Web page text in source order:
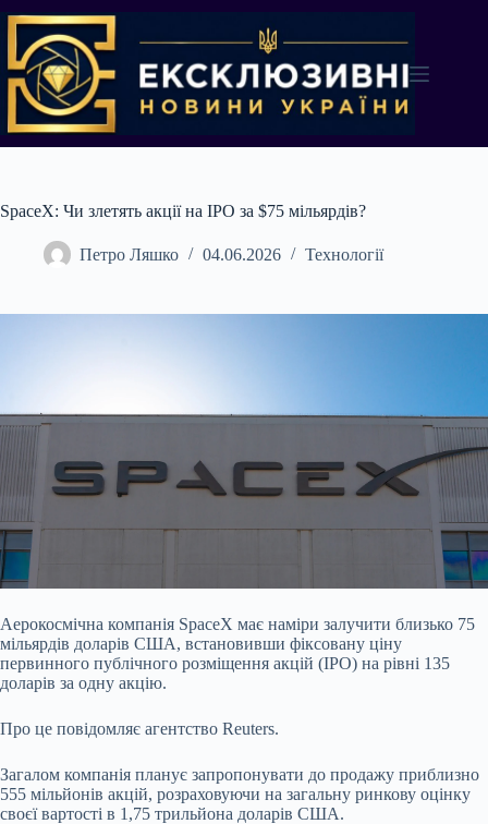
до
вмісту
SpaceX: Чи злетять акції на IPO за $75 мільярдів?
Петро Ляшко 04.06.2026 Технології
Аерокосмічна компанія SpaceX має наміри залучити близько 75
мільярдів доларів США, встановивши фіксовану ціну
первинного публічного розміщення акцій (IPO) на рівні 135
доларів за одну акцію.
Про це повідомляє агентство Reuters.
Загалом компанія планує запропонувати до продажу приблизно
555 мільйонів акцій, розраховуючи на загальну ринкову оцінку
своєї вартості в 1,75 трильйона доларів США.